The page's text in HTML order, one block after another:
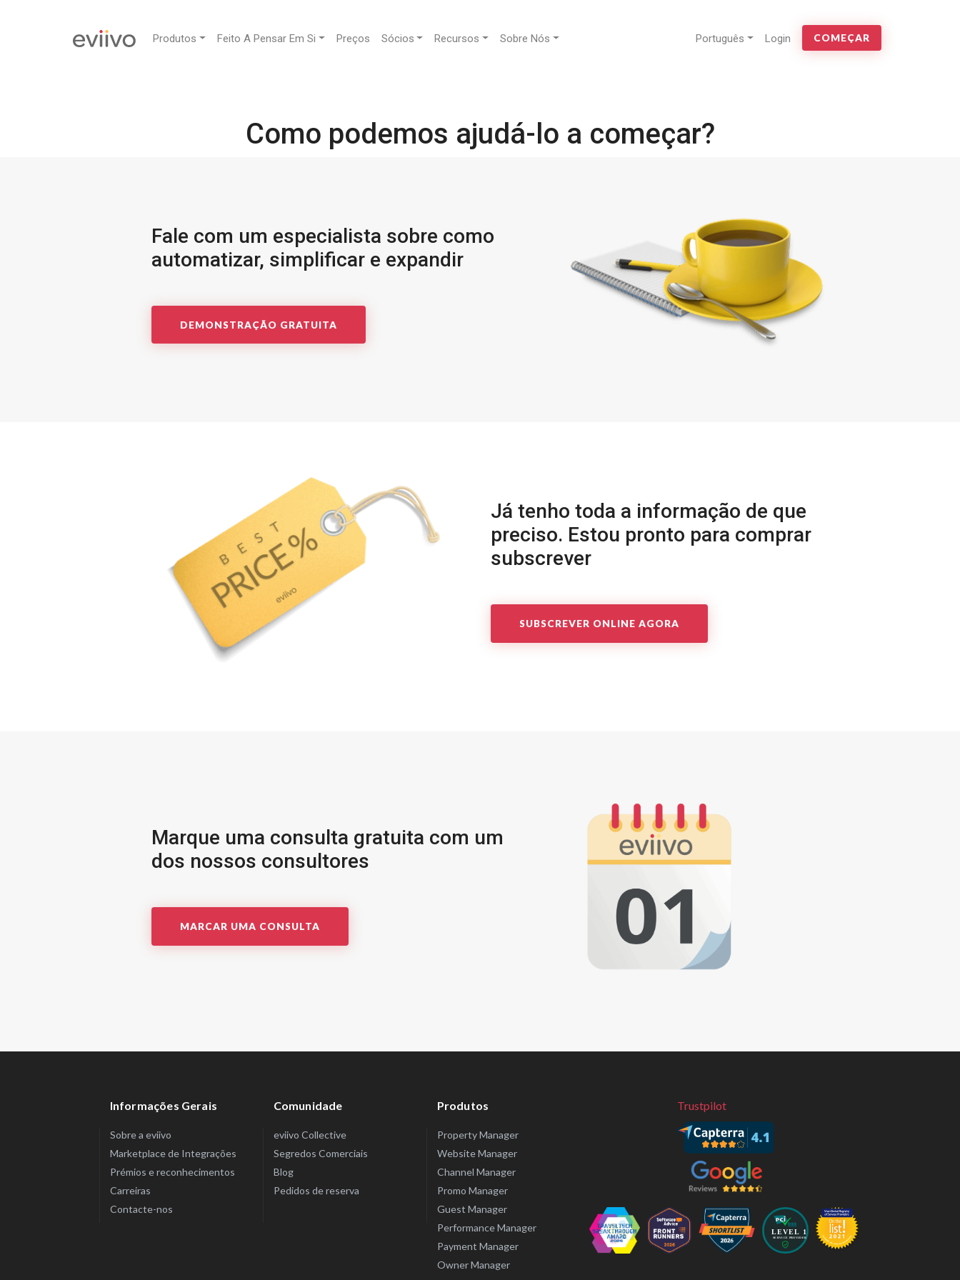
Produtos Feito A Pensar Em Si Preços Sócios Recursos Sobre Nós Português Login COMEÇAR
Como podemos ajudá-lo a começar?
Fale com um especialista sobre como
automatizar, simplificar e expandir
DEMONSTRAÇÃO GRATUITA
Já tenho toda a informação de que
preciso. Estou pronto para comprar
subscrever
SUBSCREVER ONLINE AGORA
Marque uma consulta gratuita com um
dos nossos consultores
MARCAR UMA CONSULTA
Informações Gerais
Sobre a eviivo
Marketplace de Integrações
Prémios e reconhecimentos
Carreiras
Contacte-nos
Comunidade
eviivo Collective
Segredos Comerciais
Blog
Pedidos de reserva
Produtos
Property Manager
Website Manager
Channel Manager
Promo Manager
Guest Manager
Performance Manager
Payment Manager
Owner Manager
Trustpilot